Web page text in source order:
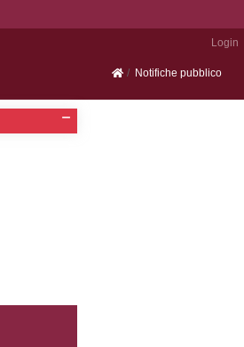
0.00021004676818848